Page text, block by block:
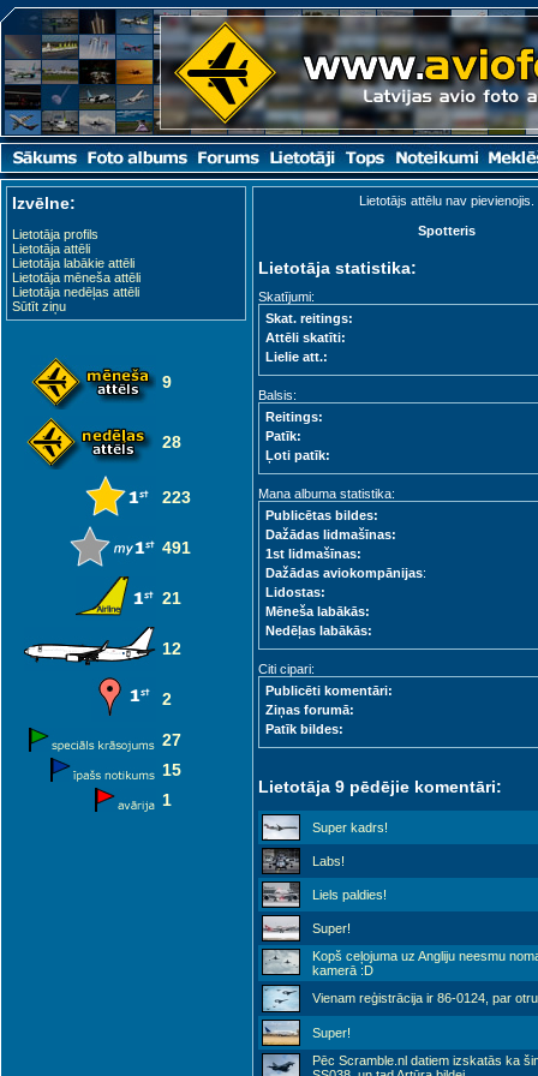
Izvēlne:
Lietotāja profils
Lietotāja attēli
Lietotāja labākie attēli
Lietotāja mēneša attēli
Lietotāja nedēļas attēli
Sūtīt ziņu
9
28
223
491
21
12
2
27
15
1
Lietotājs attēlu nav pievienojis.
Spotteris
Lietotāja statistika:
Skatījumi:
Skat. reitings:
Attēli skatīti:
Lielie att.:
Balsis:
Reitings:
Patīk:
Ļoti patīk:
Mana albuma statistika:
Publicētas bildes:
Dažādas lidmašīnas:
1st lidmašīnas:
Dažādas aviokompānijas:
Lidostas:
Mēneša labākās:
Nedēļas labākās:
Citi cipari:
Publicēti komentāri:
Ziņas forumā:
Patīk bildes:
Lietotāja 9 pēdējie komentāri:
Super kadrs!
Labs!
Liels paldies!
Super!
Kopš ceļojuma uz Angliju neesmu
kamerā :D
Vienam reģistrācija ir 86-0124, par
Super!
Pēc Scramble.nl datiem izskatās ka